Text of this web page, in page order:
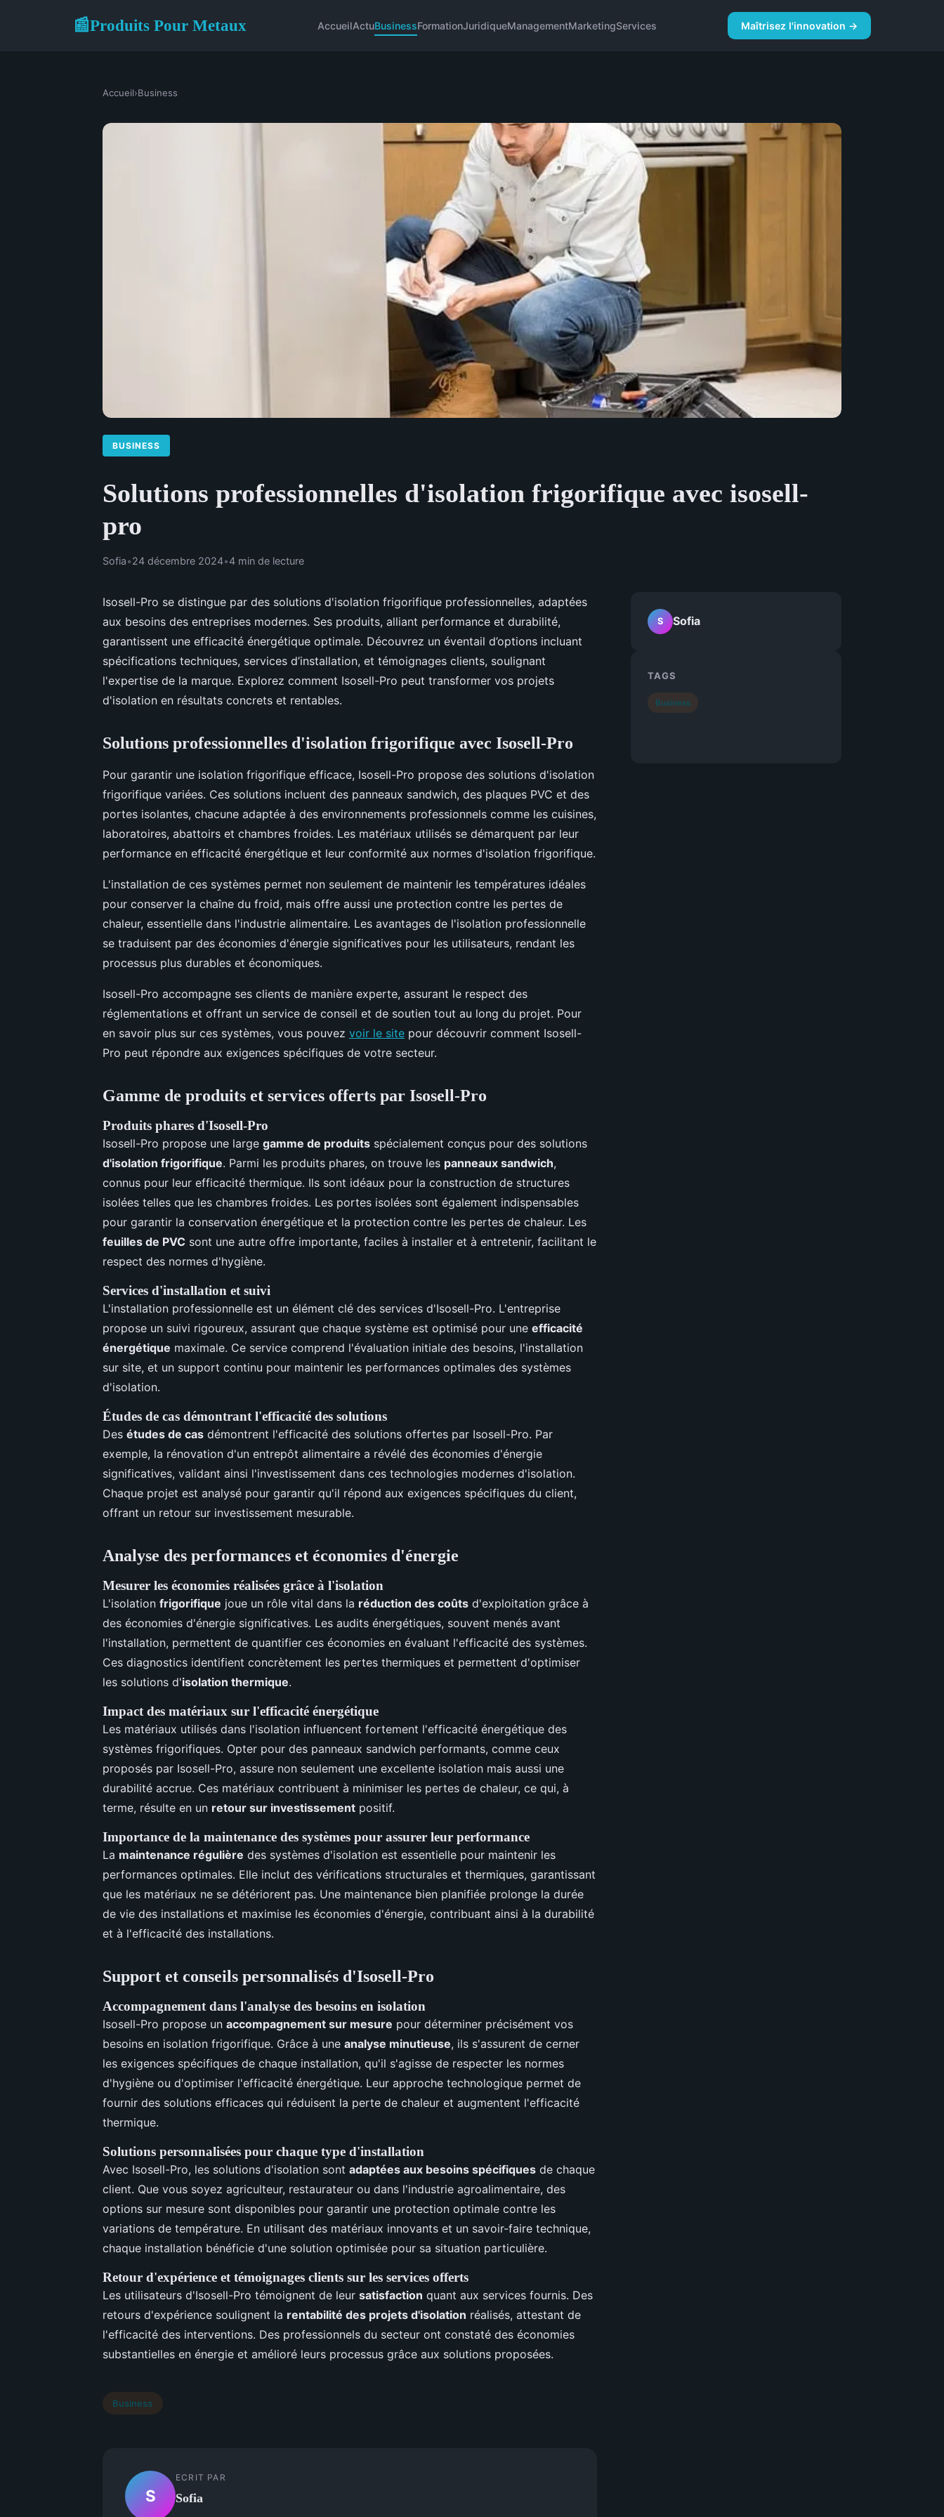
📰Produits Pour Metaux AccueilActuBusinessFormationJuridiqueManagementMarketingServices Maîtrisez l'innovation →
Accueil›Business
BUSINESS
Solutions professionnelles d'isolation frigorifique avec isosell-
pro
Sofia•24 décembre 2024•4 min de lecture
Isosell-Pro se distingue par des solutions d'isolation frigorifique professionnelles, adaptées
aux besoins des entreprises modernes. Ses produits, alliant performance et durabilité,
garantissent une efficacité énergétique optimale. Découvrez un éventail d’options incluant
spécifications techniques, services d’installation, et témoignages clients, soulignant
l'expertise de la marque. Explorez comment Isosell-Pro peut transformer vos projets
d'isolation en résultats concrets et rentables.
Solutions professionnelles d'isolation frigorifique avec Isosell-Pro
Pour garantir une isolation frigorifique efficace, Isosell-Pro propose des solutions d'isolation
frigorifique variées. Ces solutions incluent des panneaux sandwich, des plaques PVC et des
portes isolantes, chacune adaptée à des environnements professionnels comme les cuisines,
laboratoires, abattoirs et chambres froides. Les matériaux utilisés se démarquent par leur
performance en efficacité énergétique et leur conformité aux normes d'isolation frigorifique.
L'installation de ces systèmes permet non seulement de maintenir les températures idéales
pour conserver la chaîne du froid, mais offre aussi une protection contre les pertes de
chaleur, essentielle dans l'industrie alimentaire. Les avantages de l'isolation professionnelle
se traduisent par des économies d'énergie significatives pour les utilisateurs, rendant les
processus plus durables et économiques.
Isosell-Pro accompagne ses clients de manière experte, assurant le respect des
réglementations et offrant un service de conseil et de soutien tout au long du projet. Pour
en savoir plus sur ces systèmes, vous pouvez voir le site pour découvrir comment Isosell-
Pro peut répondre aux exigences spécifiques de votre secteur.
Gamme de produits et services offerts par Isosell-Pro
Produits phares d'Isosell-Pro
Isosell-Pro propose une large gamme de produits spécialement conçus pour des solutions
d'isolation frigorifique. Parmi les produits phares, on trouve les panneaux sandwich,
connus pour leur efficacité thermique. Ils sont idéaux pour la construction de structures
isolées telles que les chambres froides. Les portes isolées sont également indispensables
pour garantir la conservation énergétique et la protection contre les pertes de chaleur. Les
feuilles de PVC sont une autre offre importante, faciles à installer et à entretenir, facilitant le
respect des normes d'hygiène.
Services d'installation et suivi
L'installation professionnelle est un élément clé des services d'Isosell-Pro. L'entreprise
propose un suivi rigoureux, assurant que chaque système est optimisé pour une efficacité
énergétique maximale. Ce service comprend l'évaluation initiale des besoins, l'installation
sur site, et un support continu pour maintenir les performances optimales des systèmes
d'isolation.
Études de cas démontrant l'efficacité des solutions
Des études de cas démontrent l'efficacité des solutions offertes par Isosell-Pro. Par
exemple, la rénovation d'un entrepôt alimentaire a révélé des économies d'énergie
significatives, validant ainsi l'investissement dans ces technologies modernes d'isolation.
Chaque projet est analysé pour garantir qu'il répond aux exigences spécifiques du client,
offrant un retour sur investissement mesurable.
Analyse des performances et économies d'énergie
Mesurer les économies réalisées grâce à l'isolation
L'isolation frigorifique joue un rôle vital dans la réduction des coûts d'exploitation grâce à
des économies d'énergie significatives. Les audits énergétiques, souvent menés avant
l'installation, permettent de quantifier ces économies en évaluant l'efficacité des systèmes.
Ces diagnostics identifient concrètement les pertes thermiques et permettent d'optimiser
les solutions d'isolation thermique.
Impact des matériaux sur l'efficacité énergétique
Les matériaux utilisés dans l'isolation influencent fortement l'efficacité énergétique des
systèmes frigorifiques. Opter pour des panneaux sandwich performants, comme ceux
proposés par Isosell-Pro, assure non seulement une excellente isolation mais aussi une
durabilité accrue. Ces matériaux contribuent à minimiser les pertes de chaleur, ce qui, à
terme, résulte en un retour sur investissement positif.
Importance de la maintenance des systèmes pour assurer leur performance
La maintenance régulière des systèmes d'isolation est essentielle pour maintenir les
performances optimales. Elle inclut des vérifications structurales et thermiques, garantissant
que les matériaux ne se détériorent pas. Une maintenance bien planifiée prolonge la durée
de vie des installations et maximise les économies d'énergie, contribuant ainsi à la durabilité
et à l'efficacité des installations.
Support et conseils personnalisés d'Isosell-Pro
Accompagnement dans l'analyse des besoins en isolation
Isosell-Pro propose un accompagnement sur mesure pour déterminer précisément vos
besoins en isolation frigorifique. Grâce à une analyse minutieuse, ils s'assurent de cerner
les exigences spécifiques de chaque installation, qu'il s'agisse de respecter les normes
d'hygiène ou d'optimiser l'efficacité énergétique. Leur approche technologique permet de
fournir des solutions efficaces qui réduisent la perte de chaleur et augmentent l'efficacité
thermique.
Solutions personnalisées pour chaque type d'installation
Avec Isosell-Pro, les solutions d'isolation sont adaptées aux besoins spécifiques de chaque
client. Que vous soyez agriculteur, restaurateur ou dans l'industrie agroalimentaire, des
options sur mesure sont disponibles pour garantir une protection optimale contre les
variations de température. En utilisant des matériaux innovants et un savoir-faire technique,
chaque installation bénéficie d'une solution optimisée pour sa situation particulière.
Retour d'expérience et témoignages clients sur les services offerts
Les utilisateurs d'Isosell-Pro témoignent de leur satisfaction quant aux services fournis. Des
retours d'expérience soulignent la rentabilité des projets d'isolation réalisés, attestant de
l'efficacité des interventions. Des professionnels du secteur ont constaté des économies
substantielles en énergie et amélioré leurs processus grâce aux solutions proposées.
Business
S
ECRIT PAR
Sofia
S Sofia
TAGS
Business